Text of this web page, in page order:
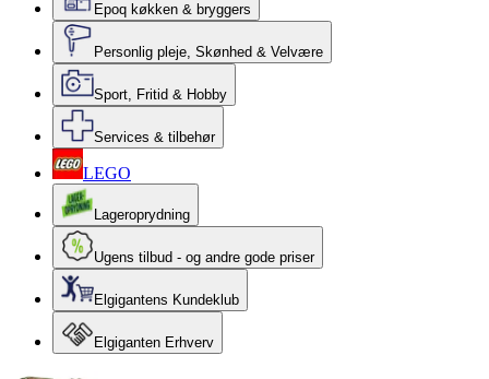
Epoq køkken & bryggers
Personlig pleje, Skønhed & Velvære
Sport, Fritid & Hobby
Services & tilbehør
LEGO
Lageroprydning
Ugens tilbud - og andre gode priser
Elgigantens Kundeklub
Elgiganten Erhverv